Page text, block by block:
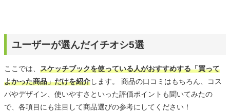
ユーザーが選んだイチオシ5選
ここでは、 スケッチブックを使っている人がおすすめする「買って
よかった商品」だけを紹介します。 商品の口コミはもちろん、コス
パやデザイン、使いやすさといった評価ポイントも聞いてみたの
で、各項目にも注目して商品選びの参考にしてください！